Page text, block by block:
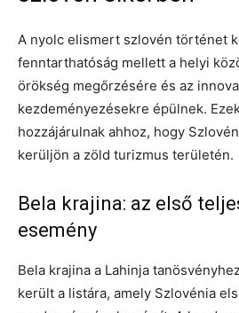
A nyolc elismert szlovén történet
fenntarthatóság mellett a helyi
örökség megőrzésére és az
kezdeményezésekre épülnek.
hozzájárulnak ahhoz, hogy
kerüljön a zöld turizmus területén.
Bela krajina: az első
esemény
Bela krajina a Lahinja
került a listára, amely Szlovénia